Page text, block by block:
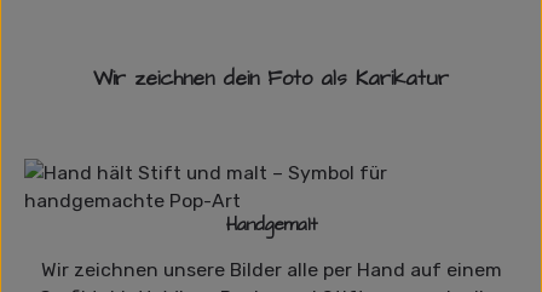
Wir zeichnen dein Foto als Karikatur
Handgemalt
Wir zeichnen unsere Bilder alle per Hand auf einem